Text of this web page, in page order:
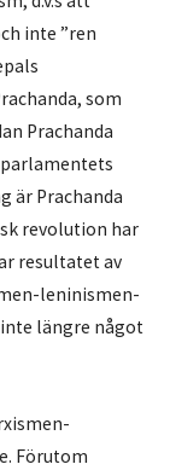
inte ”ren
som
Prachanda
är Prachanda
revolution har
resultatet av
leninismen-
inte längre något
Förutom